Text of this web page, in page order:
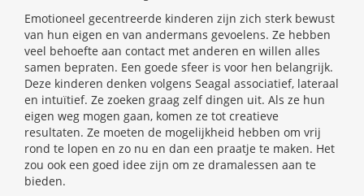
Emotioneel gecentreerde kinderen zijn zich sterk bewust
van hun eigen en van andermans gevoelens. Ze hebben
veel behoefte aan contact met anderen en willen alles
samen bepraten. Een goede sfeer is voor hen belangrijk.
Deze kinderen denken volgens Seagal associatief, lateraal
en intuïtief. Ze zoeken graag zelf dingen uit. Als ze hun
eigen weg mogen gaan, komen ze tot creatieve
resultaten. Ze moeten de mogelijkheid hebben om vrij
rond te lopen en zo nu en dan een praatje te maken. Het
zou ook een goed idee zijn om ze dramalessen aan te
bieden.